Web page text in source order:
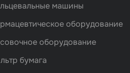
машины
оборудование
оборудование
бумага